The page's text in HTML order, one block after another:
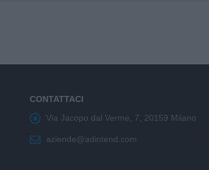
CONTATTACI
Via Jacopo dal Verme, 7, 20159 Milano
aziende@adintend.com